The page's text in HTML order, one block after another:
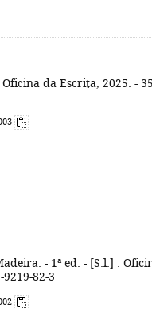
da Escrita, 2025. -
- 1ª ed. - [S.l.] :
82-3